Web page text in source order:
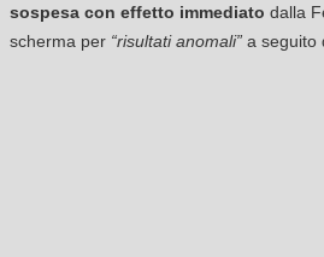
sospesa con effetto immediato dalla
scherma per “risultati anomali” a seguito